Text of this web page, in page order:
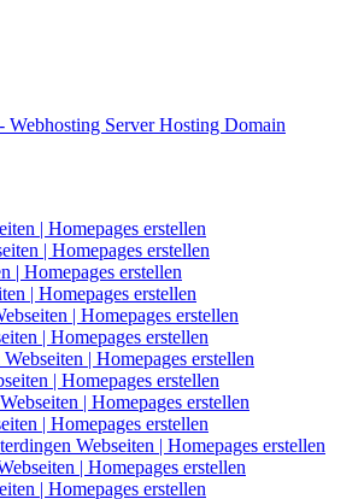
| Homepages erstellen
| Homepages erstellen
| Homepages erstellen
| Homepages erstellen
| Homepages erstellen
| Homepages erstellen
| Homepages erstellen
| Homepages erstellen
| Homepages erstellen
| Homepages erstellen
Webseiten | Homepages erstellen
| Homepages erstellen
| Homepages erstellen